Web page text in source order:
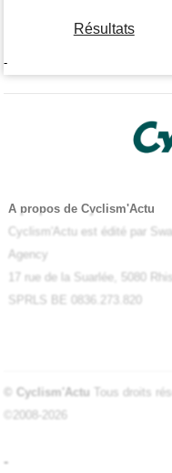
Résultats
-
A propos de Cyclism'Actu
Cyclism'Actu est édité par
Agency
17 rue de la Suarlée, 5080
SPRLS BE 0836.273.820
© Cyclism'Actu Tous droits
©2008-2026
-